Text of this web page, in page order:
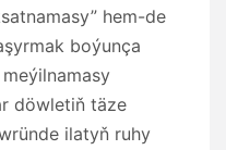
hem-de
boýunça
döwletiň täze
ilatyň ruhy